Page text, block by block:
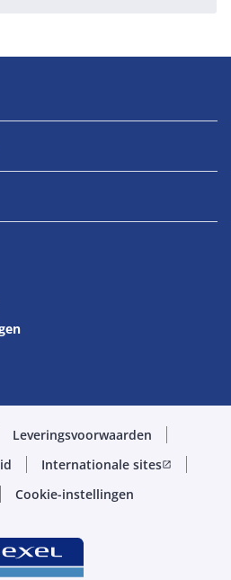
Leveringsvoorwaarden
Internationale sitesopen_in_new
Cookie-instellingen